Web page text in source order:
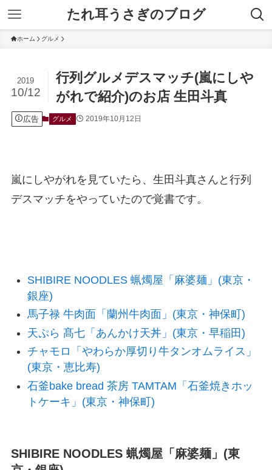
たれ耳うさぎのブログ
ホーム グルメ
行列グルメデスマッチ(嵐にしや
がれで紹介)のお店 生田斗真
2019
10/12
広告 グルメ 2019年10月12日
嵐にしやがれを見ていたら、生田斗真さんと行列
デスマッチをやっていたので覚書です。
SHIBIRE NOODLES 蝋燭屋「麻婆麺」(東京・
銀座)
馬子禄 牛肉面「蘭州牛肉面」(東京・神保町)
天ぷら 髙七「あんかけ天丼」(東京・早稲田)
チャモロ「やわらか厚切り牛タンオムライス」
(東京・恵比寿)
石釜bake bread 茶房 TAMTAM「石釜焼きホッ
トケーキ」(東京・神保町)
SHIBIRE NOODLES 蝋燭屋「麻婆麺」(東